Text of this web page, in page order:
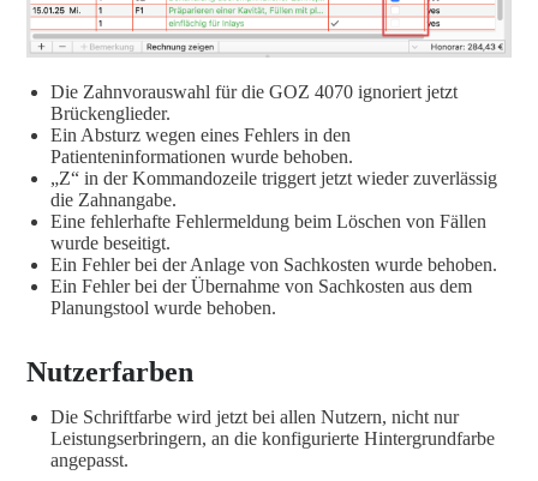
Die Zahnvorauswahl für die GOZ 4070 ignoriert jetzt
Brückenglieder.
Ein Absturz wegen eines Fehlers in den
Patienteninformationen wurde behoben.
„Z“ in der Kommandozeile triggert jetzt wieder zuverlässig
die Zahnangabe.
Eine fehlerhafte Fehlermeldung beim Löschen von Fällen
wurde beseitigt.
Ein Fehler bei der Anlage von Sachkosten wurde behoben.
Ein Fehler bei der Übernahme von Sachkosten aus dem
Planungstool wurde behoben.
Nutzerfarben
Die Schriftfarbe wird jetzt bei allen Nutzern, nicht nur
Leistungserbringern, an die konfigurierte Hintergrundfarbe
angepasst.